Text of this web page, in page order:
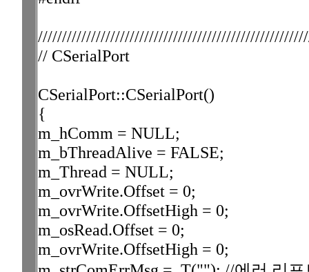
// CSerialPort
CSerialPort::CSerialPort()
{
m_hComm = NULL;
m_bThreadAlive = FALSE;
m_Thread = NULL;
m_ovrWrite.Offset = 0;
m_ovrWrite.OffsetHigh = 0;
m_osRead.Offset = 0;
m_ovrWrite.OffsetHigh = 0;